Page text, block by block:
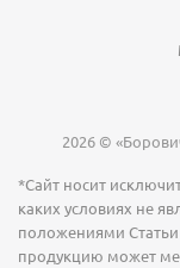
2026 ©
*Сайт носит
каких условиях не
положениями Статьи
продукцию может